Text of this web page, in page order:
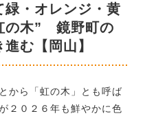
・オレンジ・黄
の木” 鏡野町の
進む【岡山】
から「虹の木」とも呼ば
２０２６年も鮮やかに色